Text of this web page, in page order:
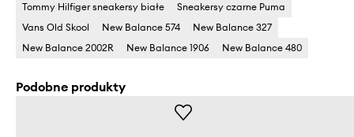
Tommy Hilfiger sneakersy białe
Sneakersy czarne Puma
Vans Old Skool
New Balance 574
New Balance 327
New Balance 2002R
New Balance 1906 New Balance 480
Podobne produkty